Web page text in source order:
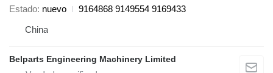
Estado nuevo
9164868 9149554 9169433
China
Belparts Engineering Machinery Limited